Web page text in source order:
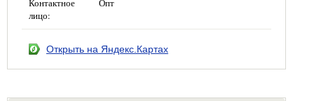
лицо:
Открыть на Яндекс.Картах